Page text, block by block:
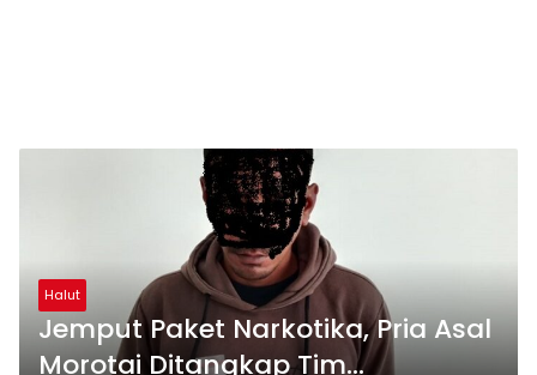
Halut
Jemput Paket Narkotika, Pria Asal
Morotai Ditangkap Tim